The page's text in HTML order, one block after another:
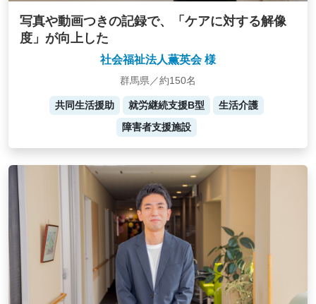
写真や動画つきの記録で、「ケアに対する解像
度」が向上した
社会福祉法人薫英会 様
群馬県／約150名
共同生活援助 就労継続支援B型
生活介護
障害者支援施設